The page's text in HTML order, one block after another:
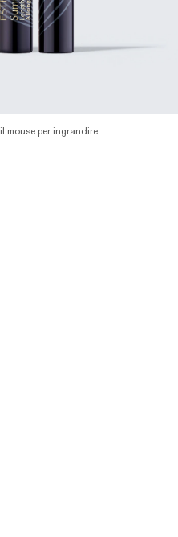
mouse per ingrandire